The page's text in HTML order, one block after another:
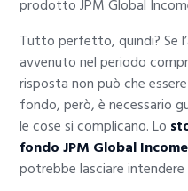
prodotto JPM Global
Tutto perfetto, quindi? Se
avvenuto nel periodo
risposta non può che
fondo, però, è necessario
le cose si complicano. Lo
fondo JPM Global Income
potrebbe lasciare